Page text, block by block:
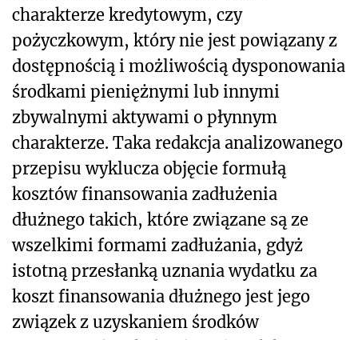
charakterze kredytowym, czy
pożyczkowym, który nie jest powiązany z
dostępnością i możliwością dysponowania
środkami pieniężnymi lub innymi
zbywalnymi aktywami o płynnym
charakterze. Taka redakcja analizowanego
przepisu wyklucza objęcie formułą
kosztów finansowania zadłużenia
dłużnego takich, które związane są ze
wszelkimi formami zadłużania, gdyż
istotną przesłanką uznania wydatku za
koszt finansowania dłużnego jest jego
związek z uzyskaniem środków